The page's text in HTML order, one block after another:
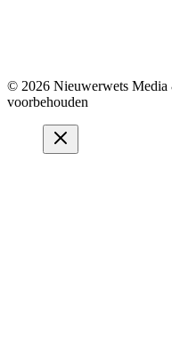
© 2026 Nieuwerwets Media
voorbehouden